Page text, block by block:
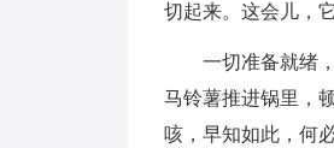
切起来。这会儿，
一切准备就绪
马铃薯推进锅里，
咳，早知如此，何